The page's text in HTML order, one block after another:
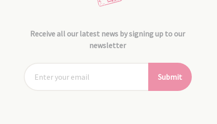
Receive all our latest news by signing up to our
newsletter
Submit